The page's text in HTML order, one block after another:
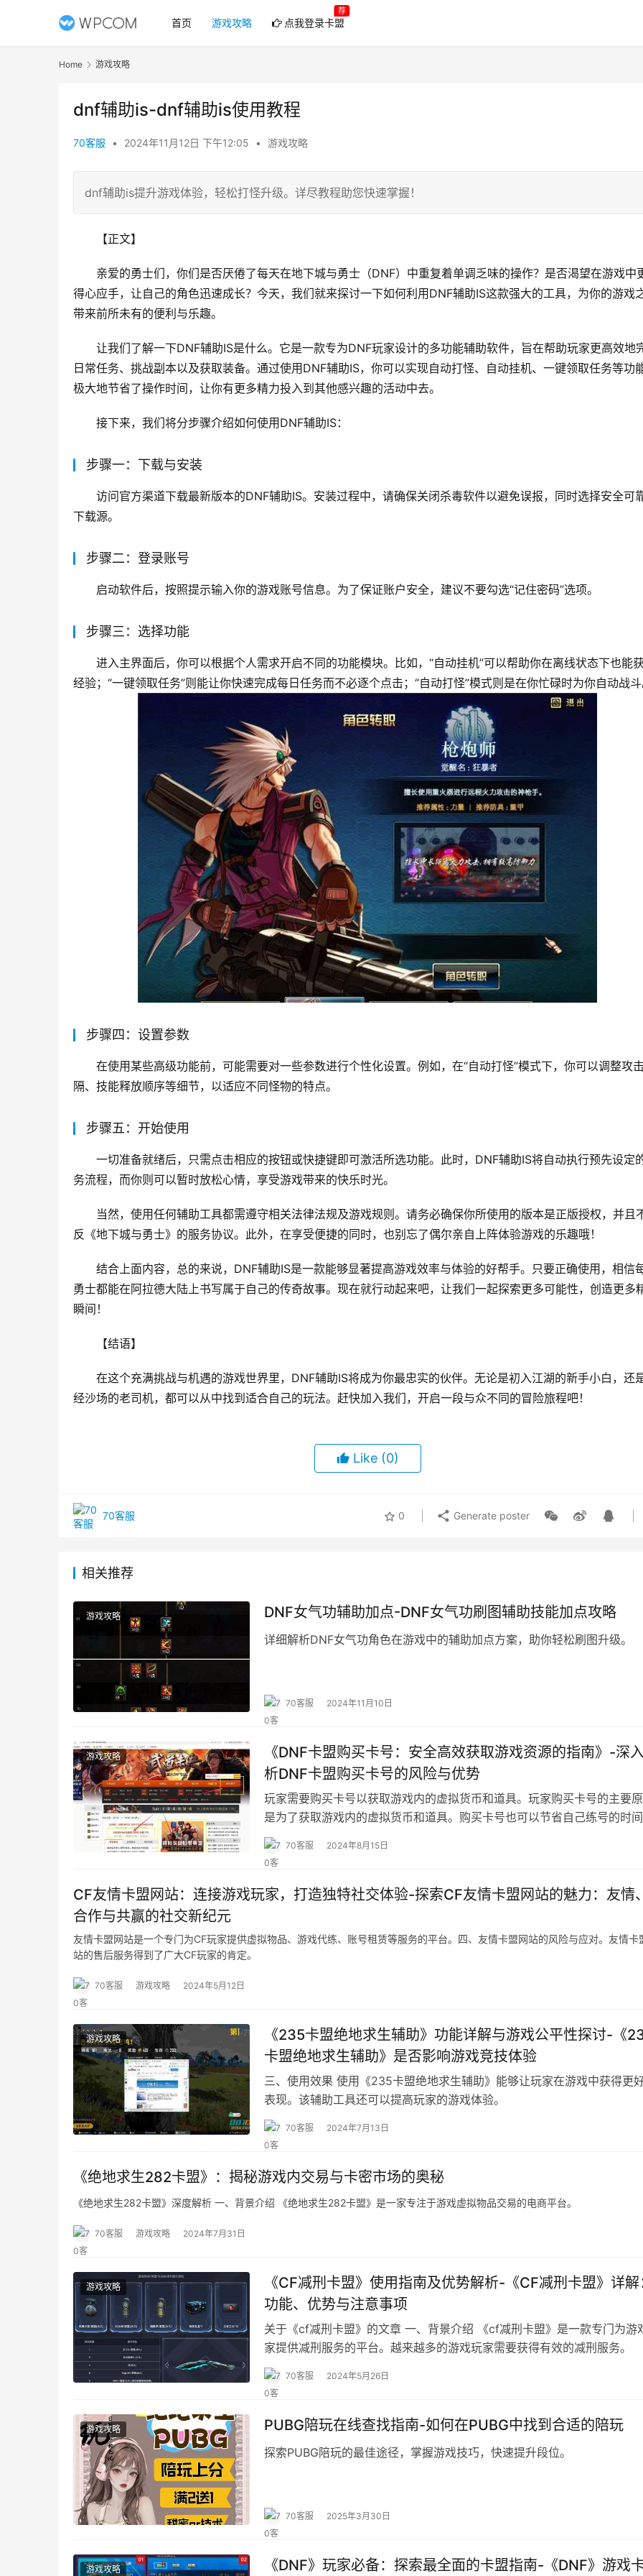
首页 游戏攻略 点我登录卡盟
荐
Home 游戏攻略
dnf辅助is-dnf辅助is使用教程
70客服 • 2024年11月12日 下午12:05 • 游戏攻略
dnf辅助is提升游戏体验，轻松打怪升级。详尽教程助您快速掌握！
【正文】
亲爱的勇士们，你们是否厌倦了每天在地下城与勇士（DNF）中重复着单调乏味的操作？是否渴望在游戏中
得心应手，让自己的角色迅速成长？今天，我们就来探讨一下如何利用DNF辅助IS这款强大的工具，为你的游戏
带来前所未有的便利与乐趣。
让我们了解一下DNF辅助IS是什么。它是一款专为DNF玩家设计的多功能辅助软件，旨在帮助玩家更高效地
日常任务、挑战副本以及获取装备。通过使用DNF辅助IS，你可以实现自动打怪、自动挂机、一键领取任务等功能
极大地节省了操作时间，让你有更多精力投入到其他感兴趣的活动中去。
接下来，我们将分步骤介绍如何使用DNF辅助IS：
步骤一：下载与安装
访问官方渠道下载最新版本的DNF辅助IS。安装过程中，请确保关闭杀毒软件以避免误报，同时选择安全可
下载源。
步骤二：登录账号
启动软件后，按照提示输入你的游戏账号信息。为了保证账户安全，建议不要勾选“记住密码”选项。
步骤三：选择功能
进入主界面后，你可以根据个人需求开启不同的功能模块。比如，“自动挂机”可以帮助你在离线状态下也能
经验；“一键领取任务”则能让你快速完成每日任务而不必逐个点击；“自动打怪”模式则是在你忙碌时为你自动战斗
步骤四：设置参数
在使用某些高级功能前，可能需要对一些参数进行个性化设置。例如，在“自动打怪”模式下，你可以调整攻
隔、技能释放顺序等细节，以适应不同怪物的特点。
步骤五：开始使用
一切准备就绪后，只需点击相应的按钮或快捷键即可激活所选功能。此时，DNF辅助IS将自动执行预先设定
务流程，而你则可以暂时放松心情，享受游戏带来的快乐时光。
当然，使用任何辅助工具都需遵守相关法律法规及游戏规则。请务必确保你所使用的版本是正版授权，并且
反《地下城与勇士》的服务协议。此外，在享受便捷的同时，也别忘了偶尔亲自上阵体验游戏的乐趣哦！
结合上面内容，总的来说，DNF辅助IS是一款能够显著提高游戏效率与体验的好帮手。只要正确使用，相信
勇士都能在阿拉德大陆上书写属于自己的传奇故事。现在就行动起来吧，让我们一起探索更多可能性，创造更多
瞬间！
【结语】
在这个充满挑战与机遇的游戏世界里，DNF辅助IS将成为你最忠实的伙伴。无论是初入江湖的新手小白，还
经沙场的老司机，都可以从中找到适合自己的玩法。赶快加入我们，开启一段与众不同的冒险旅程吧！
Like (0)
70客服 0 Generate poster
相关推荐
游戏攻略 DNF女气功辅助加点-DNF女气功刷图辅助技能加点攻略
详细解析DNF女气功角色在游戏中的辅助加点方案，助你轻松刷图升级。
70客服 2024年11月10日
游戏攻略
《DNF卡盟购买卡号：安全高效获取游戏资源的指南》-深
析DNF卡盟购买卡号的风险与优势
玩家需要购买卡号以获取游戏内的虚拟货币和道具。玩家购买卡号的主要
是为了获取游戏内的虚拟货币和道具。购买卡号也可以节省自己练号的时间
精力。
70客服 2024年8月15日
CF友情卡盟网站：连接游戏玩家，打造独特社交体验-探索CF友情卡盟网站的魅力：友情、
合作与共赢的社交新纪元
友情卡盟网站是一个专门为CF玩家提供虚拟物品、游戏代练、账号租赁等服务的平台。四、友情卡盟网站的风险与应对。友情卡
站的售后服务得到了广大CF玩家的肯定。
70客服 游戏攻略 2024年5月12日
游戏攻略
《235卡盟绝地求生辅助》功能详解与游戏公平性探讨-《
卡盟绝地求生辅助》是否影响游戏竞技体验
三、使用效果 使用《235卡盟绝地求生辅助》能够让玩家在游戏中获得更
表现。该辅助工具还可以提高玩家的游戏体验。
70客服 2024年7月13日
《绝地求生282卡盟》：揭秘游戏内交易与卡密市场的奥秘
《绝地求生282卡盟》深度解析 一、背景介绍 《绝地求生282卡盟》是一家专注于游戏虚拟物品交易的电商平台。
70客服 游戏攻略 2024年7月31日
游戏攻略
《CF减刑卡盟》使用指南及优势解析-《CF减刑卡盟》详解
功能、优势与注意事项
关于《cf减刑卡盟》的文章 一、背景介绍 《cf减刑卡盟》是一款专门为游
家提供减刑服务的平台。越来越多的游戏玩家需要获得有效的减刑服务。
70客服 2024年5月26日
游戏攻略 PUBG陪玩在线查找指南-如何在PUBG中找到合适的陪玩
探索PUBG陪玩的最佳途径，掌握游戏技巧，快速提升段位。
70客服 2025年3月30日
游戏攻略 《DNF》玩家必备：探索最全面的卡盟指南-《DNF》游戏